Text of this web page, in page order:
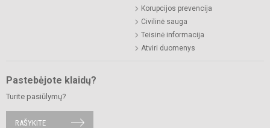
Korupcijos prevencija
Civilinė sauga
Teisinė informacija
Atviri duomenys
Pastebėjote klaidų?
Turite pasiūlymų?
RAŠYKITE